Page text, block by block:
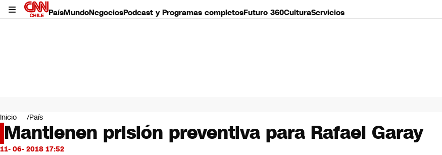
PaísMundoNegociosPodcast y Programas completosFuturo 360CulturaServicios
Mundo
Negocios
Deportes
Programas completos
Inicio País
Mantienen prisión preventiva para Rafael Garay
11- 06- 2018 17:52